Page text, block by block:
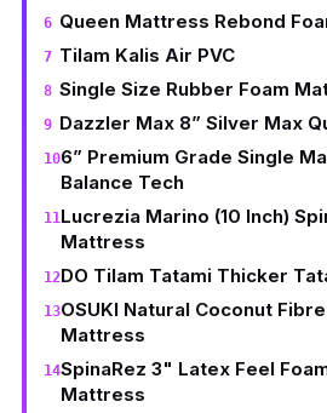
Queen Mattress Rebond
Tilam Kalis Air PVC
Single Size Rubber Foam
Dazzler Max 8” Silver Max
6” Premium Grade Single
Balance Tech
Lucrezia Marino (10 Inch)
Mattress
DO Tilam Tatami Thicker
OSUKI Natural Coconut
Mattress
SpinaRez 3" Latex Feel
Mattress